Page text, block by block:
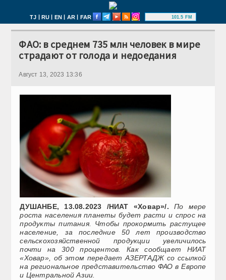
TJ | RU | EN | AR | FAR 101.5 FM
ФАО: в среднем 735 млн человек в мире
страдают от голода и недоедания
Август 13, 2023 13:36
ДУШАНБЕ, 13.08.2023 /НИАТ «Ховар»/.
По мере
роста населения планеты будет расти и спрос на
продукты питания. Чтобы прокормить растущее
население, за последние 50 лет производство
сельскохозяйственной продукции увеличилось
почти на 300 процентов. Как сообщает НИАТ
«Ховар», об этом передает АЗЕРТАДЖ со ссылкой
на региональное представительство ФАО в Европе
и Центральной Азии.